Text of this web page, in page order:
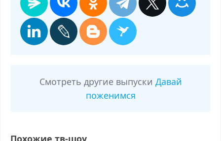
Смотреть другие выпуски Давай
поженимся
Похожие тв-шоу